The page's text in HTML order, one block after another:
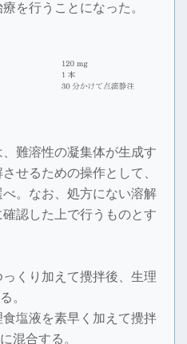
を行うことになった。
難溶性の凝集体が生成す
せるための操作として、
べ。なお、処方にない溶解
認した上で行うものとす
くり加えて攪拌後、生理
。
塩液を素早く加えて攪拌
混合する。